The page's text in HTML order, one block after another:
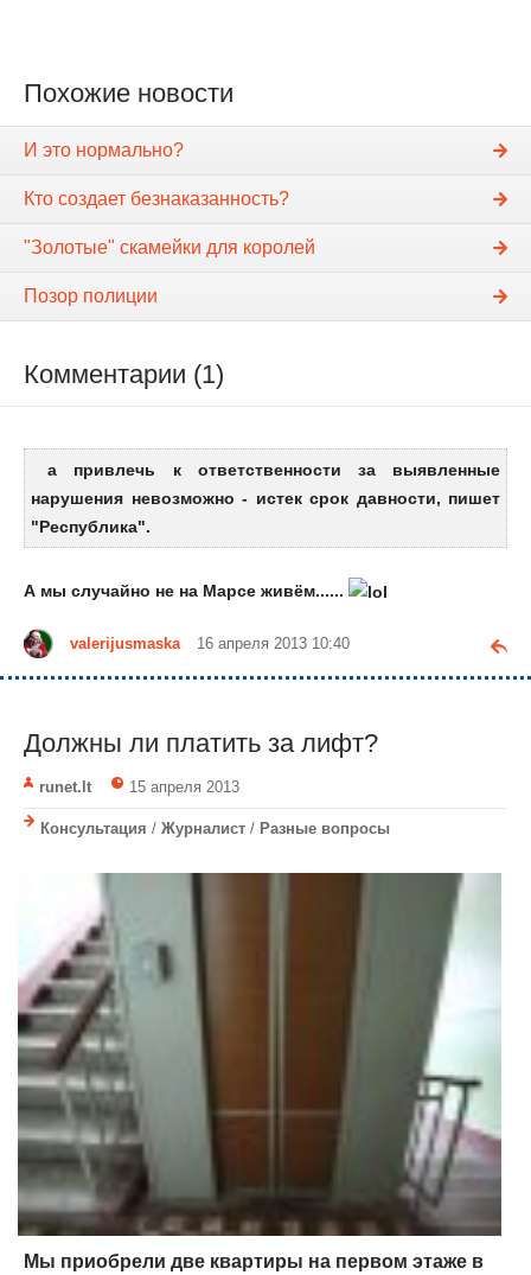
Похожие новости
И это нормально?
Кто создает безнаказанность?
"Золотые" скамейки для королей
Позор полиции
Комментарии (1)
а привлечь к ответственности за выявленные
нарушения невозможно - истек срок давности, пишет
"Республика".
А мы случайно не на Марсе живём......
valerijusmaska 16 апреля 2013 10:40
Должны ли платить за лифт?
runet.lt 15 апреля 2013
Консультация / Журналист / Разные вопросы
Мы приобрели две квартиры на первом этаже в